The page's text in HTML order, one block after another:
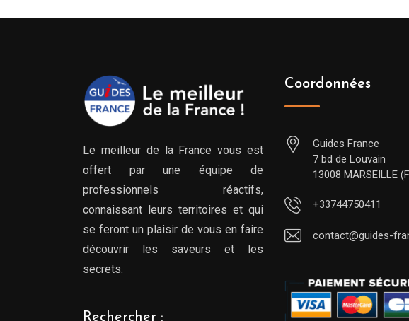
Le meilleur de la France vous est
offert par une équipe de
professionnels réactifs,
connaissant leurs territoires et qui
se feront un plaisir de vous en faire
découvrir les saveurs et les
secrets.
Rechercher :
Coordonnées
Guides France
7 bd de Louvain
13008 MARSEILLE
+33744750411
contact@guides-